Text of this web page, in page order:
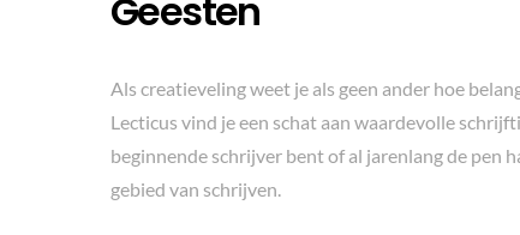
Geesten
Als creatieveling weet je als geen ander hoe
Lecticus vind je een schat aan waardevolle
beginnende schrijver bent of al jarenlang de pen
gebied van schrijven.